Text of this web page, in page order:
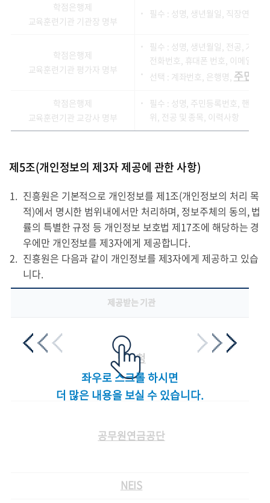
학점은행제
교육훈련기관 기관장 명부
필수 : 성명, 생년월일, 직장연락처,
학점은행제
교육훈련기관 평가자 명부
필수 : 성명, 생년월일, 전공, 기관
전화번호, 휴대폰 번호, 이메일, 집
선택 : 계좌번호, 은행명, 주민등
학점은행제
교육훈련기관 교강사 명부
필수 : 성명, 주민등록번호, 핸드
위, 전공 및 종목, 이력사항
제5조(개인정보의 제3자 제공에 관한 사항)
진흥원은 기본적으로 개인정보를 제1조(개인정보의 처리 목
적)에서 명시한 범위내에서만 처리하며, 정보주체의 동의, 법
률의 특별한 규정 등 개인정보 보호법 제17조에 해당하는 경
우에만 개인정보를 제3자에게 제공합니다.
진흥원은 다음과 같이 개인정보를 제3자에게 제공하고 있습
니다.
좌우로 스크롤 하시면
더 많은 내용을 보실 수 있습니다.
제공받는 기관
병무청
공무원연금공단
NEIS